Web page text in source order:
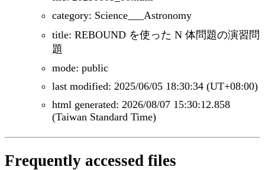
category: Science___Astronomy
title: REBOUND を使った N 体問題の演習問
題
mode: public
last modified: 2025/06/05 18:30:34 (UT+08:00)
html generated: 2026/08/07 15:30:12.858
(Taiwan Standard Time)
Frequently accessed files